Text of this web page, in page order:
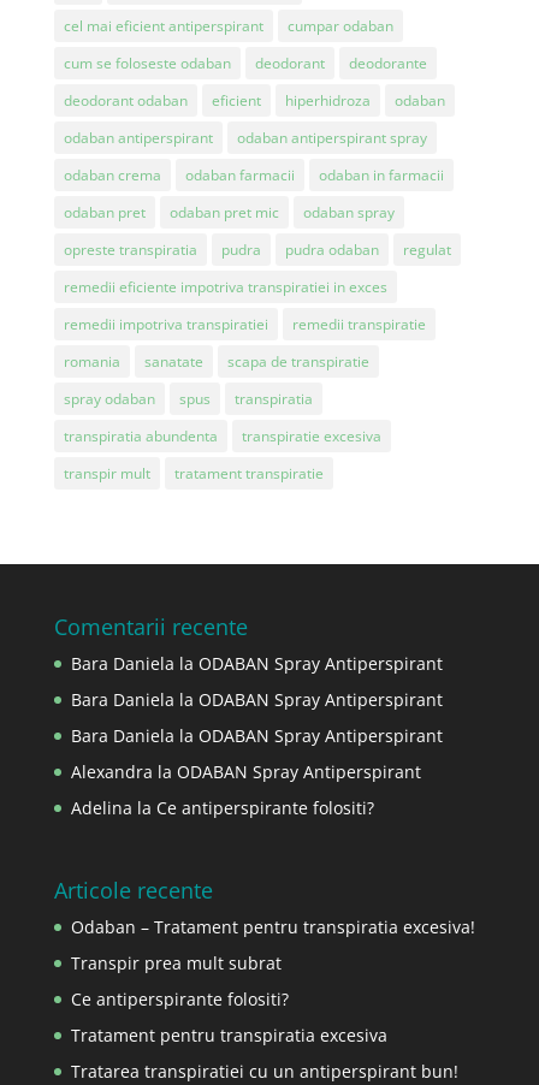
cel mai eficient antiperspirant
cumpar odaban
cum se foloseste odaban
deodorant
deodorante
deodorant odaban
eficient hiperhidroza
odaban
odaban antiperspirant
odaban antiperspirant spray
odaban crema
odaban farmacii
odaban in farmacii
odaban pret
odaban pret mic
odaban spray
opreste transpiratia
pudra pudra odaban
regulat
remedii eficiente impotriva transpiratiei in exces
remedii impotriva transpiratiei
remedii transpiratie
romania
sanatate
scapa de transpiratie
spray odaban
spus
transpiratia
transpiratia abundenta
transpiratie excesiva
transpir mult
tratament transpiratie
Comentarii recente
Bara Daniela la ODABAN Spray Antiperspirant
Bara Daniela la ODABAN Spray Antiperspirant
Bara Daniela la ODABAN Spray Antiperspirant
Alexandra la ODABAN Spray Antiperspirant
Adelina la Ce antiperspirante folositi?
Articole recente
Odaban – Tratament pentru transpiratia excesiva!
Transpir prea mult subrat
Ce antiperspirante folositi?
Tratament pentru transpiratia excesiva
Tratarea transpiratiei cu un antiperspirant bun!